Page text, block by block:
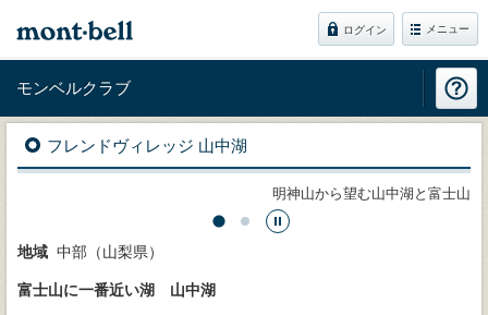
ログイン メニュー
モンベルクラブ
フレンドヴィレッジ 山中湖
明神山から望む山中湖と富士山
地域 中部（山梨県）
富士山に一番近い湖 山中湖